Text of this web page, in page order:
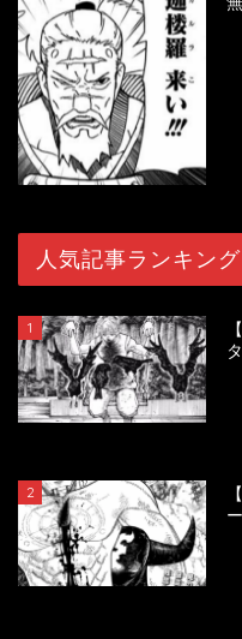
人気記事ランキング
1
2